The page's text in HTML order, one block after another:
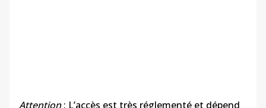
Attention: L’accès est très réglementé et dépend